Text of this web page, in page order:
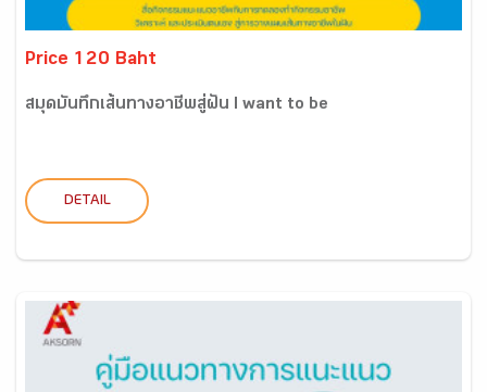
Price 120 Baht
สมุดบันทึกเส้นทางอาชีพสู่ฝัน I want to be
DETAIL